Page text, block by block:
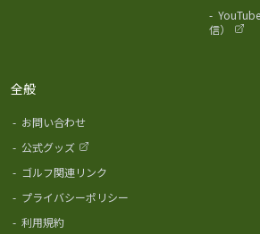
-
信）
全般
- お問い合わせ
- 公式グッズ
- ゴルフ関連リンク
- プライバシーポリシー
- 利用規約